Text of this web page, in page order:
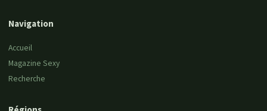
Navigation
Accueil
Magazine Sexy
Recherche